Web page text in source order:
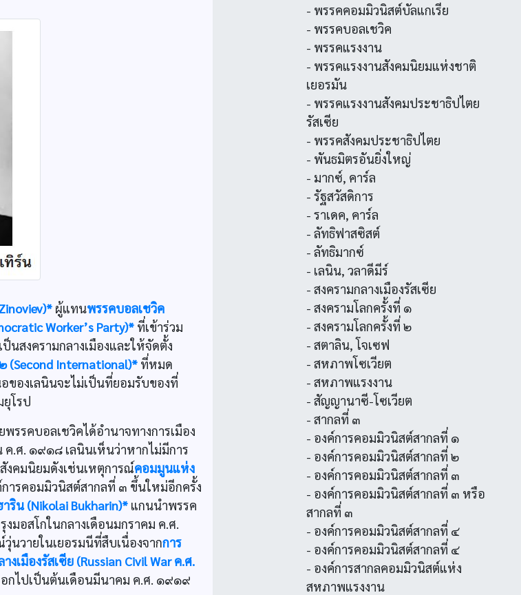
ผู้แทนพรรคบอลเชวิค
Worker’s Party)* ที่เข้าร่วม
นสงครามกลางเมืองและให้จัดตั้ง
(Second International)* ที่หมด
ของเลนินจะไม่เป็นที่ยอมรับของที่
โรป
รรคบอลเชวิคได้อำนาจทางการเมือง
.ศ. ๑๙๑๘ เลนินเห็นว่าหากไม่มีการ
งคมนิยมดังเช่นเหตุการณ์คอมมูนแห่ง
การคอมมิวนิสต์สากลที่ ๓ ขึ้นใหม่อีกครั้ง
ริน (Nikolai Bukharin)* แกนนำพรรค
มอสโกในกลางเดือนมกราคม ค.ศ.
นวายในเยอรมนีที่สืบเนื่องจากการ
งเมืองรัสเซีย (Russian Civil War ค.ศ.
กไปเป็นต้นเดือนมีนาคม ค.ศ. ๑๙๑๙
- พรรคคอมมิวนิสต์บัลแกเรีย
- พรรคบอลเชวิค
- พรรคแรงงาน
- พรรคแรงงานสังคมนิยมแห่งชาติ
เยอรมัน
- พรรคแรงงานสังคมประชาธิปไตย
รัสเซีย
- พรรคสังคมประชาธิปไตย
- พันธมิตรอันยิ่งใหญ่
- มากซ์, คาร์ล
- รัฐสวัสดิการ
- ราเดค, คาร์ล
- ลัทธิฟาสซิสต์
- ลัทธิมากซ์
- เลนิน, วลาดีมีร์
- สงครามกลางเมืองรัสเซีย
- สงครามโลกครั้งที่ ๑
- สงครามโลกครั้งที่ ๒
- สตาลิน, โจเซฟ
- สหภาพโซเวียต
- สหภาพแรงงาน
- สัญญานาซี-โซเวียต
- สากลที่ ๓
- องค์การคอมมิวนิสต์สากลที่ ๑
- องค์การคอมมิวนิสต์สากลที่ ๒
- องค์การคอมมิวนิสต์สากลที่ ๓
- องค์การคอมมิวนิสต์สากลที่ ๓ หรือ
สากลที่ ๓
- องค์การคอมมิวนิสต์สากลที่ ๔
- องค์การคอมมิวนิสต์สากลที่ ๔
- องค์การสากลคอมมิวนิสต์แห่ง
สหภาพแรงงาน